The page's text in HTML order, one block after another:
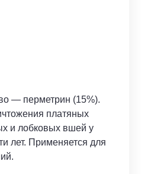
— перметрин (15%).
платяных
и лобковых вшей у
лет. Применяется для